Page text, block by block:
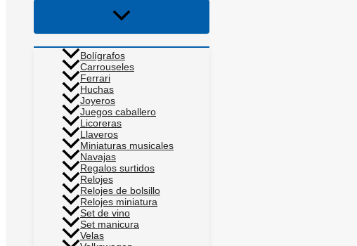
Alternar
Bolígrafos
Carrouseles
Ferrari
Huchas
Joyeros
Juegos caballero
Licoreras
Llaveros
Miniaturas musicales
Navajas
Regalos surtidos
Relojes
Relojes de bolsillo
Relojes miniatura
Set de vino
Set manicura
Velas